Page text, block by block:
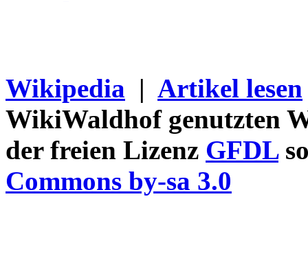
Wikipedia | Artikel lesen
WikiWaldhof genutzten
der freien Lizenz GFDL
Commons by-sa 3.0